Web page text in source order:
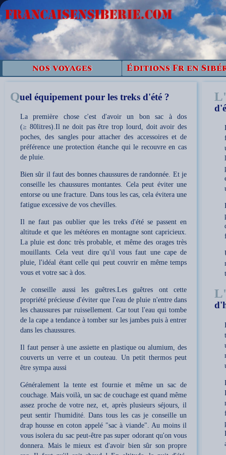
nos voyages Éditions Fr en
Quel équipement pour les treks d'été ?
La première chose c'est d'avoir un bon sac à dos
(≥ 80litres).Il ne doit pas être trop lourd, doit avoir des
poches, des sangles pour attacher des accessoires et de
préférence une protection étanche qui le recouvre en cas
de pluie.
Bien sûr il faut des bonnes chaussures de randonnée. Et je
conseille les chaussures montantes. Cela peut éviter une
entorse ou une fracture. Dans tous les cas, cela évitera une
fatigue excessive de vos chevilles.
Il ne faut pas oublier que les treks d'été se passent en
altitude et que les météores en montagne sont capricieux.
La pluie est donc très probable, et même des orages très
mouillants. Cela veut dire qu'il vous faut une cape de
pluie, l'idéal étant celle qui peut couvrir en même temps
vous et votre sac à dos.
Je conseille aussi les guêtres.Les guêtres ont cette
propriété précieuse d'éviter que l'eau de pluie n'entre dans
les chaussures par ruissellement. Car tout l'eau qui tombe
de la cape a tendance à tomber sur les jambes puis à entrer
dans les chaussures.
Il faut penser à une assiette en plastique ou alumium, des
couverts un verre et un couteau. Un petit thermos peut
être sympa aussi
Généralement la tente est fournie et même un sac de
couchage. Mais voilà, un sac de couchage est quand même
assez proche de votre nez, et, après plusieurs séjours, il
peut sentir l'humidité. Dans tous les cas je conseille un
drap housse en coton appelé "sac à viande". Au moins il
vous isolera du sac peut-être pas super odorant qu'on vous
donnera. Mais le mieux est d'avoir bien sûr son propre
L'
L'